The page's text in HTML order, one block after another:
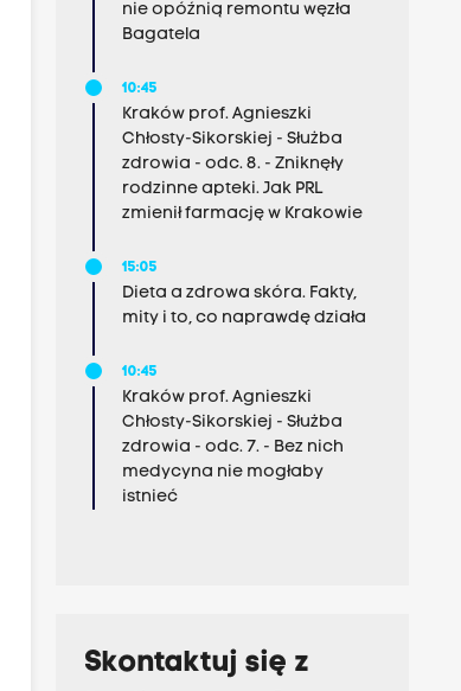
nie opóźnią remontu węzła
Bagatela
10:45
Kraków prof. Agnieszki
Chłosty-Sikorskiej - Służba
zdrowia - odc. 8. - Zniknęły
rodzinne apteki. Jak PRL
zmienił farmację w Krakowie
15:05
Dieta a zdrowa skóra. Fakty,
mity i to, co naprawdę działa
10:45
Kraków prof. Agnieszki
Chłosty-Sikorskiej - Służba
zdrowia - odc. 7. - Bez nich
medycyna nie mogłaby
istnieć
Skontaktuj się z